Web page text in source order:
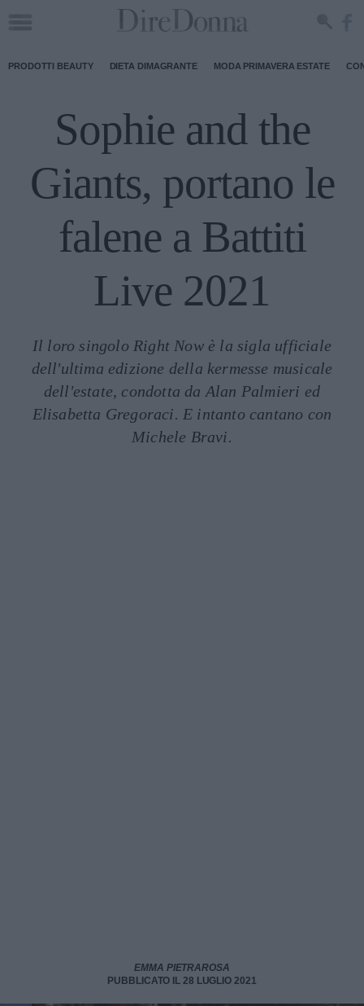
PRODOTTI BEAUTY DIETA DIMAGRANTE MODA PRIMAVERA ESTATE
Sophie and the
Giants, portano le
falene a Battiti
Live 2021
Il loro singolo Right Now è la sigla ufficiale
dell'ultima edizione della kermesse musicale
dell'estate, condotta da Alan Palmieri ed
Elisabetta Gregoraci. E intanto cantano con
Michele Bravi.
EMMA PIETRAROSA
PUBBLICATO IL 28 LUGLIO 2021